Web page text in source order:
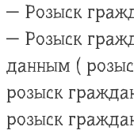
— Розыск
— Розыск
данным (
розыск
розыск